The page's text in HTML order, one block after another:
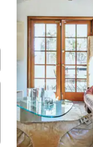
piletasterne op og ned